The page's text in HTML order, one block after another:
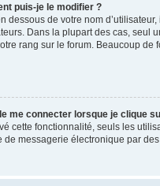
puis-je le modifier ?
dessous de votre nom
Dans la plupart des cas, seul
rang sur le forum. Beaucoup
me connecter lorsque je clique
cette fonctionnalité, seuls les
messagerie électronique par